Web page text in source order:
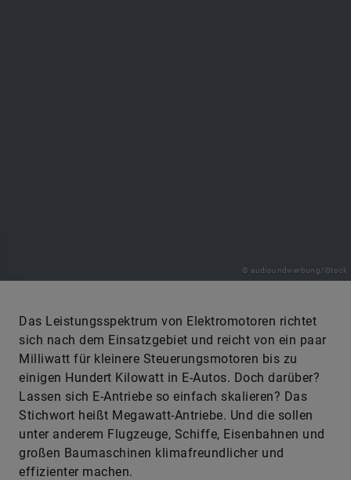
© audioundwerbung/iStock
Das Leistungsspektrum von Elektromotoren richtet
sich nach dem Einsatzgebiet und reicht von ein paar
Milliwatt für kleinere Steuerungsmotoren bis zu
einigen Hundert Kilowatt in E-Autos. Doch darüber?
Lassen sich E-Antriebe so einfach skalieren? Das
Stichwort heißt Megawatt-Antriebe. Und die sollen
unter anderem Flugzeuge, Schiffe, Eisenbahnen und
großen Baumaschinen klimafreundlicher und
effizienter machen.